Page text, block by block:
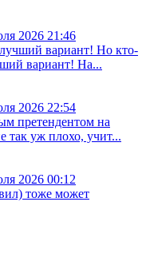
2026 21:46
вариант! Но кто-
вариант! На...
2026 22:54
претендентом на
так уж плохо, учит...
2026 00:12
тоже может